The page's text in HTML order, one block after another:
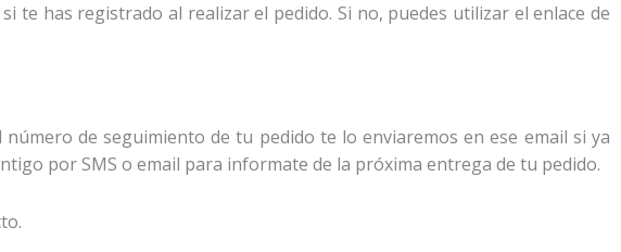
te has registrado al realizar el pedido. Si no, puedes utilizar el enlace de
de seguimiento de tu pedido te lo enviaremos en ese email si ya
por SMS o email para informate de la próxima entrega de tu pedido.